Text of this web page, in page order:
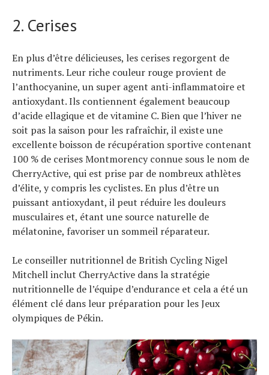
2. Cerises
En plus d’être délicieuses, les cerises regorgent de
nutriments. Leur riche couleur rouge provient de
l’anthocyanine, un super agent anti-inflammatoire et
antioxydant. Ils contiennent également beaucoup
d’acide ellagique et de vitamine C. Bien que l’hiver ne
soit pas la saison pour les rafraîchir, il existe une
excellente boisson de récupération sportive contenant
100 % de cerises Montmorency connue sous le nom de
CherryActive, qui est prise par de nombreux athlètes
d’élite, y compris les cyclistes. En plus d’être un
puissant antioxydant, il peut réduire les douleurs
musculaires et, étant une source naturelle de
mélatonine, favoriser un sommeil réparateur.
Le conseiller nutritionnel de British Cycling Nigel
Mitchell inclut CherryActive dans la stratégie
nutritionnelle de l’équipe d’endurance et cela a été un
élément clé dans leur préparation pour les Jeux
olympiques de Pékin.